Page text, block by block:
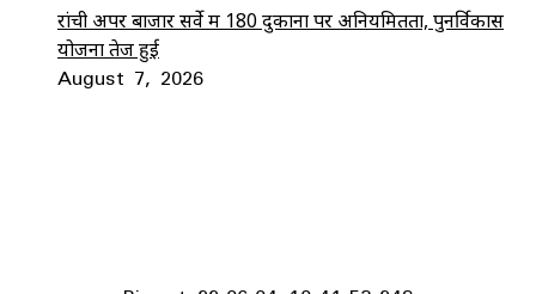
रांची अपर बाजार सर्वे में 180 दुकानों पर अनियमितता, पुनर्विकास
योजना तेज हुई
August 7, 2026